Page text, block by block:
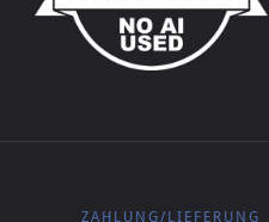
ZAHLUNG/LIEFERUNG